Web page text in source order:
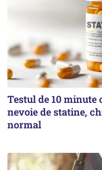
Testul de 10 minute
nevoie de statine,
normal